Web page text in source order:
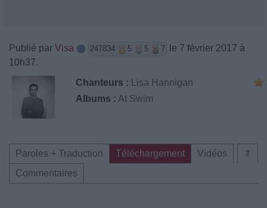
Publié par Visa 247834 5 5 7
le 7 février 2017 à
10h37.
Chanteurs :
Lisa Hannigan
Albums : At Swim
⇑
Paroles + Traduction Téléchargement
Vidéos
Commentaires